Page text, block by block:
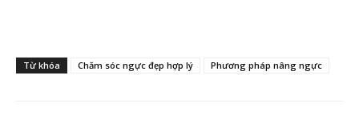
Từ khóa Chăm sóc ngực đẹp hợp lý Phương pháp nâng ngực